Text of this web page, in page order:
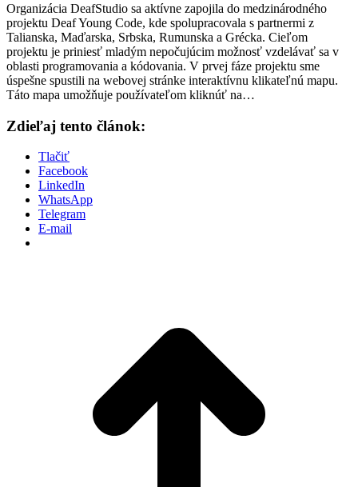
Organizácia DeafStudio sa aktívne zapojila do medzinárodného
projektu Deaf Young Code, kde spolupracovala s partnermi z
Talianska, Maďarska, Srbska, Rumunska a Grécka. Cieľom
projektu je priniesť mladým nepočujúcim možnosť vzdelávať sa v
oblasti programovania a kódovania. V prvej fáze projektu sme
úspešne spustili na webovej stránke interaktívnu klikateľnú mapu.
Táto mapa umožňuje používateľom kliknúť na…
Zdieľaj tento článok:
Tlačiť
Facebook
LinkedIn
WhatsApp
Telegram
E-mail